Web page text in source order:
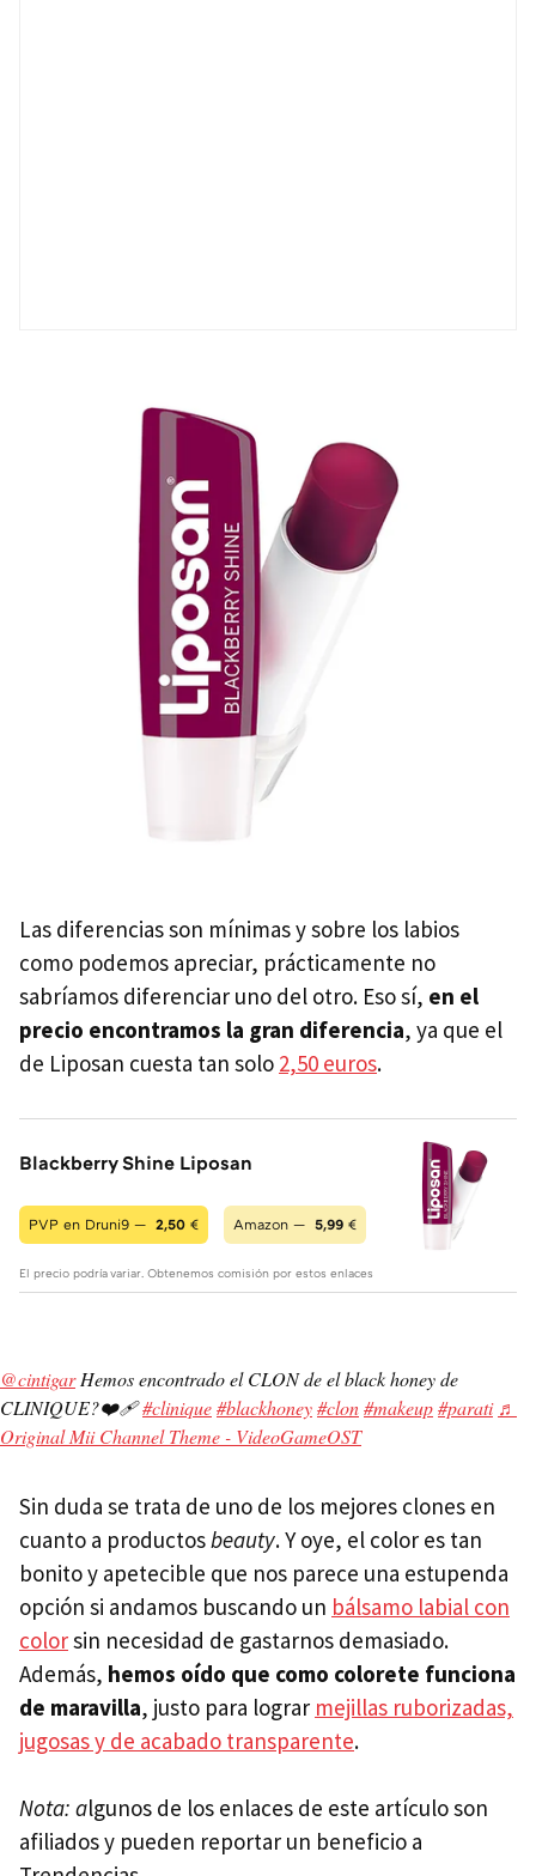
Las diferencias son mínimas y sobre los labios
como podemos apreciar, prácticamente no
sabríamos diferenciar uno del otro. Eso sí, en el
precio encontramos la gran diferencia, ya que el
de Liposan cuesta tan solo 2,50 euros.
Blackberry Shine Liposan
PVP en Druni9 — 2,50 € Amazon — 5,99 €
El precio podría variar. Obtenemos comisión por estos enlaces
@cintigarHemos encontrado el CLON de el black honey de
CLINIQUE?❤️‍🩹#clinique#blackhoney#clon#makeup#parati ♬
Original Mii Channel Theme - VideoGameOST
Sin duda se trata de uno de los mejores clones en
cuanto a productosbeauty. Y oye, el color es tan
bonito y apetecible que nos parece una estupenda
opción si andamos buscando un bálsamo labial con
colorsin necesidad de gastarnos demasiado.
Además, hemos oído que como colorete funciona
de maravilla, justo para lograr mejillas ruborizadas,
jugosas y de acabado transparente.
Nota: algunos de los enlaces de este artículo son
afiliados y pueden reportar un beneficio a